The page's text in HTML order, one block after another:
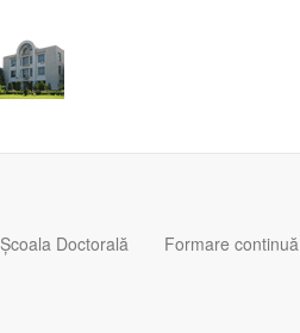
Școala Doctorală Formare continuă